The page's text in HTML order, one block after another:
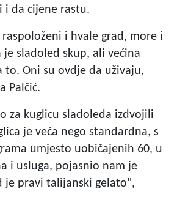
i da cijene rastu.
i hvale grad, more i
je sladoled skup, ali većina
to. Oni su ovdje da uživaju,
Palčić.
za kuglicu sladoleda izdvojili
je veća nego standardna, s
umjesto uobičajenih 60, u
i usluga, pojasnio nam je
je pravi talijanski gelato",